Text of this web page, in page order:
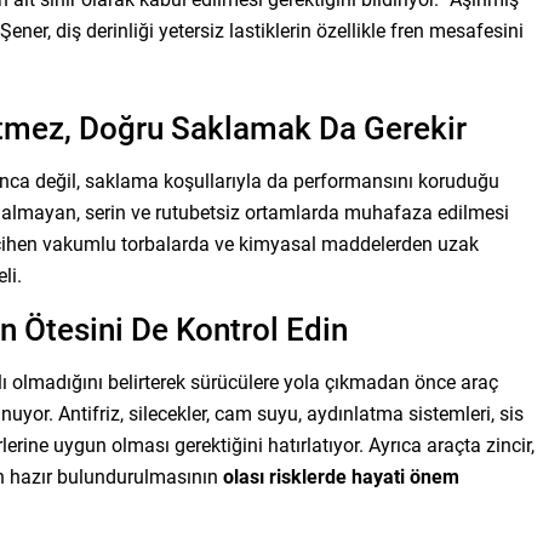
diş derinliği yetersiz lastiklerin özellikle fren mesafesini
Doğru Saklamak Da Gerekir
değil, saklama koşullarıyla da performansını koruduğu
serin ve rutubetsiz ortamlarda muhafaza edilmesi
vakumlu torbalarda ve kimyasal maddelerden uzak
Ötesini De Kontrol Edin
olmadığını belirterek sürücülere yola çıkmadan önce araç
Antifriz, silecekler, cam suyu, aydınlatma sistemleri, sis
uygun olması gerektiğini hatırlatıyor. Ayrıca araçta zincir,
bulundurulmasının olası risklerde hayati önem